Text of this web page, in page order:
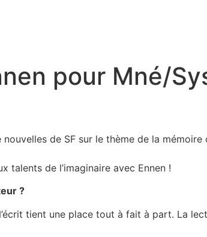
pour Mné/
de SF sur le thème de la
talents de l’imaginaire avec Ennen !
?
tient une place tout à fait à part. La